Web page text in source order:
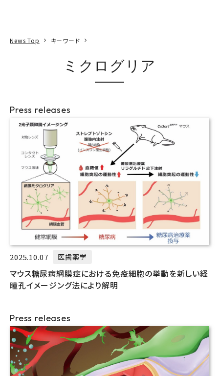
News Top キーワード
ミクログリア
Press releases
2025.10.07 医歯薬学
マウス糖尿病網膜症における免疫細胞の挙動を新しい経
瞳孔イメージング法により解明
Press releases